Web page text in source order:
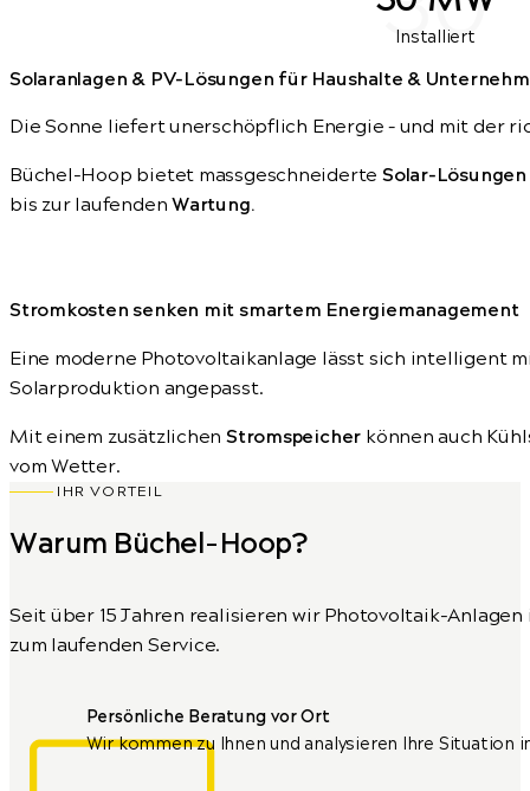
Installiert
Solaranlagen & PV-Lösungen für Haushalte &
Die Sonne liefert unerschöpflich Energie – und mit der
Büchel-Hoop bietet massgeschneiderte Solar-
bis zur laufendenWartung.
Stromkosten senken mit smartem Energiemanagement
Eine moderne Photovoltaikanlage lässt sich intelligent
Solarproduktion angepasst.
Mit einem zusätzlichenStromspeicher können auch
vom Wetter.
Warum Büchel-Hoop?
IHR VORTEIL
Seit über 15 Jahren realisieren wir Photovoltaik-
zum laufenden Service.
Persönliche Beratung vor Ort
Wir kommen zu Ihnen und analysieren Ihre Situation